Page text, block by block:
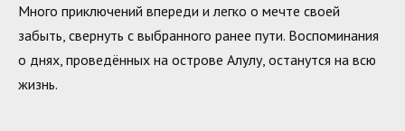
Много приключений впереди и легко о мечте своей
забыть, свернуть с выбранного ранее пути. Воспоминания
о днях, проведённых на острове Алулу, останутся на всю
жизнь.